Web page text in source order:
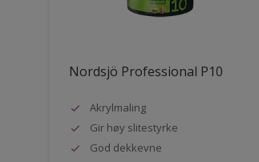
Nordsjö Professional P10
Akrylmaling
Gir høy slitestyrke
God dekkevne